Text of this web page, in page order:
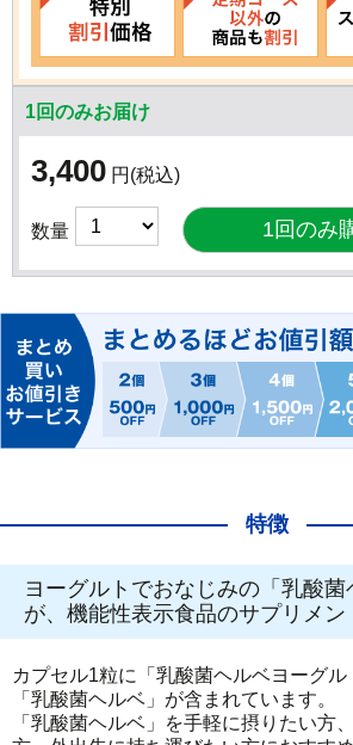
1回のみお届け
3,400 円 (税込)
数量
特徴
ヨーグルトでおなじみの「乳酸菌
が、機能性表示食品のサプリメン
カプセル1粒に「乳酸菌ヘルベヨーグ
「乳酸菌ヘルベ」が含まれています。
「乳酸菌ヘルベ」を手軽に摂りたい方